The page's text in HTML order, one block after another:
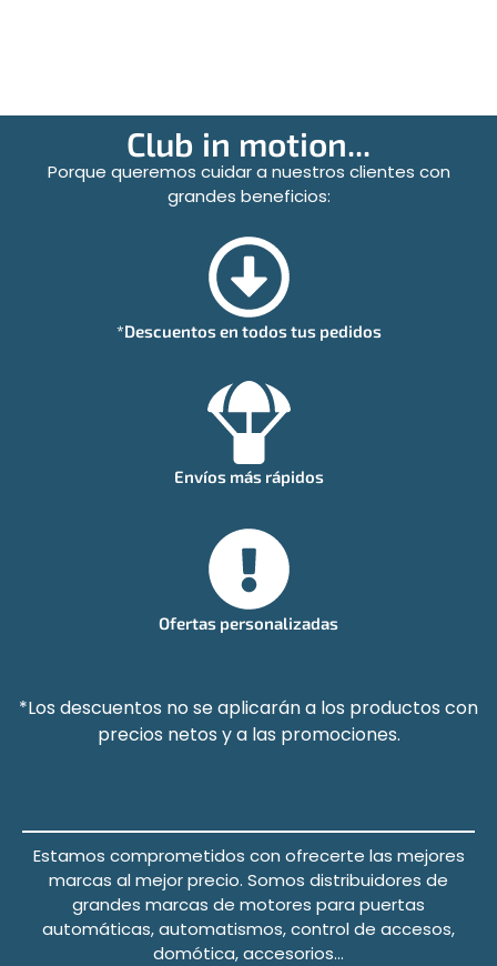
Club in motion...
Porque queremos cuidar a nuestros clientes con
grandes beneficios:
*Descuentos en todos tus pedidos
Envíos más rápidos
Ofertas personalizadas
*Los descuentos no se aplicarán a los productos con
precios netos y a las promociones.
Estamos comprometidos con ofrecerte las mejores
marcas al mejor precio. Somos distribuidores de
grandes marcas de motores para puertas
automáticas, automatismos, control de accesos,
domótica, accesorios…